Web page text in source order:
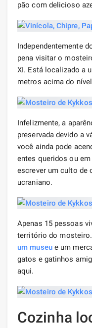
pão com delicioso
Independentemente
pena visitar o
XI. Está localizado a
metros acima do
Infelizmente, a
preservada devido a
você ainda pode
entes queridos ou
escrever um culto de
ucraniano.
Apenas 15 pessoas
território do
um museue um
gatos e gatinhos
aqui.
Cozinha